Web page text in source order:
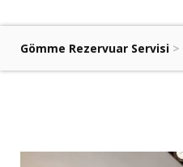
Gömme Rezervuar Servisi >